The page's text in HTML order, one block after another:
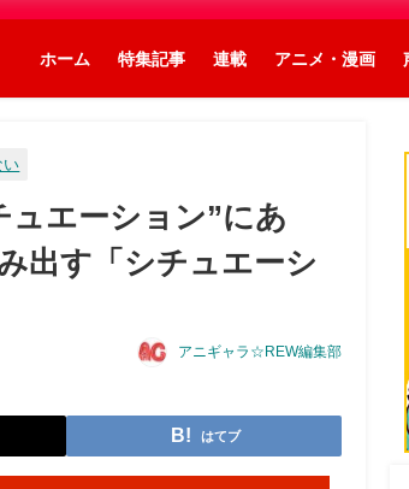
ホーム 特集記事 連載 アニメ・漫画
い
ュエーション”にあ
出す「シチュエーシ
アニギャラ☆REW編集部
はてブ